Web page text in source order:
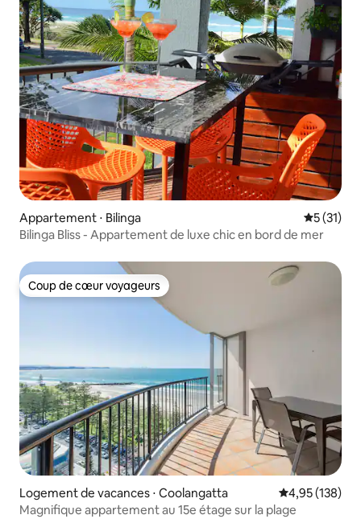
Appartement ⋅ Bilinga
5 (31)
Bilinga Bliss - Appartement de luxe chic en bord de mer
Coup de cœur voyageurs
Coup de cœur voyageurs
Logement de vacances ⋅ Coolangatta Évaluation
4,95 (138)
Magnifique appartement au 15e étage sur la plage